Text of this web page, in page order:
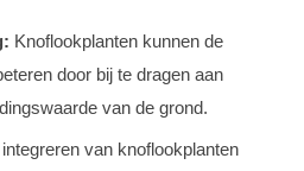
Knoflookplanten kunnen de
door bij te dragen aan
van de grond.
van knoflookplanten